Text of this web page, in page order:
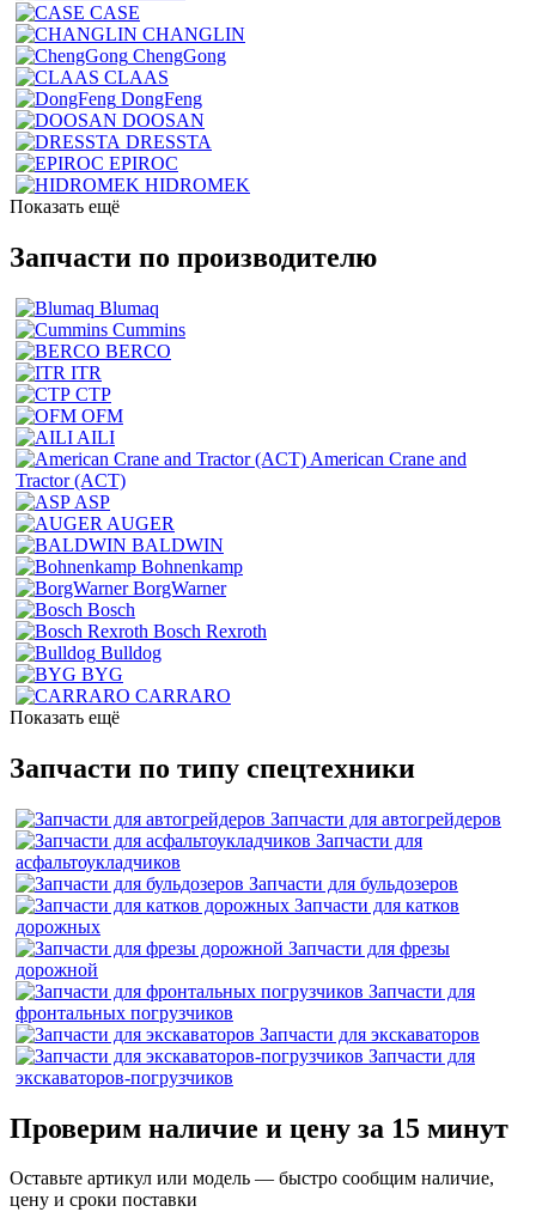
CASE
CHANGLIN
ChengGong
CLAAS
DongFeng
DOOSAN
DRESSTA
EPIROC
HIDROMEK
Показать ещё
Запчасти по производителю
Blumaq
Cummins
BERCO
ITR
CTP
OFM
AILI
American Crane and
Tractor (ACT)
ASP
AUGER
BALDWIN
Bohnenkamp
BorgWarner
Bosch
Bosch Rexroth
Bulldog
BYG
CARRARO
Показать ещё
Запчасти по типу спецтехники
Запчасти для автогрейдеров
Запчасти для
асфальтоукладчиков
Запчасти для бульдозеров
Запчасти для катков
дорожных
Запчасти для фрезы
дорожной
Запчасти для
фронтальных погрузчиков
Запчасти для экскаваторов
Запчасти для
экскаваторов-погрузчиков
Проверим наличие и цену за 15 минут
Оставьте артикул или модель — быстро сообщим наличие,
цену и сроки поставки